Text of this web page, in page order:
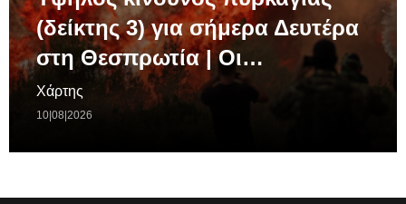
(δείκτης 3) για σήμερα Δευτέρα
στη Θεσπρωτία | Οι…
Χάρτης
10|08|2026